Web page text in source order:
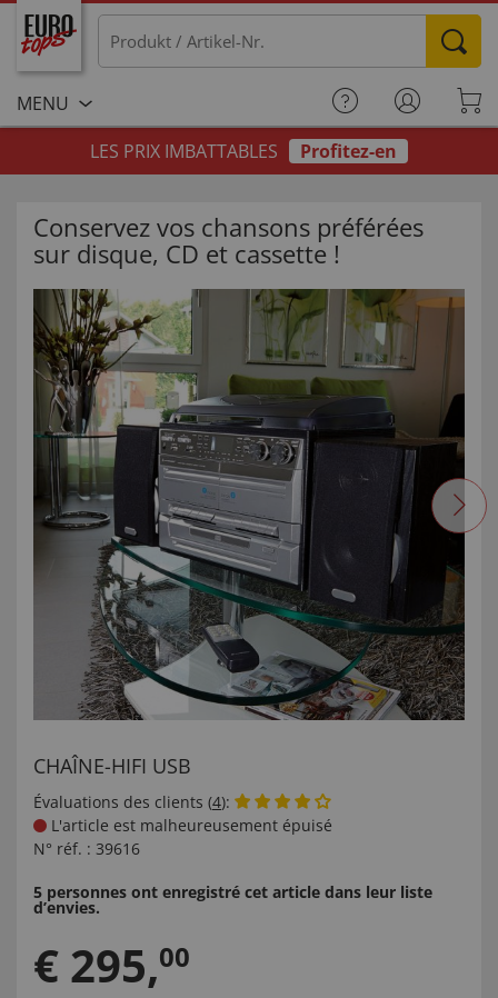
MENU
LES PRIX IMBATTABLES
Profitez-en
Conservez vos chansons préférées
sur disque, CD et cassette !
CHAÎNE-HIFI USB
Évaluations des clients (4):
L'article est malheureusement épuisé
N° réf. : 39616
5 personnes ont enregistré cet article dans leur liste
d’envies.
€ 295,00